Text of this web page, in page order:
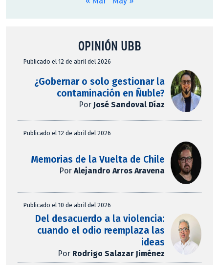
OPINIÓN UBB
Publicado el 12 de abril del 2026
¿Gobernar o solo gestionar la
contaminación en Ñuble?
Por José Sandoval Díaz
Publicado el 12 de abril del 2026
Memorias de la Vuelta de Chile
PorAlejandro Arros Aravena
Publicado el 10 de abril del 2026
Del desacuerdo a la violencia:
cuando el odio reemplaza las
ideas
Por Rodrigo Salazar Jiménez